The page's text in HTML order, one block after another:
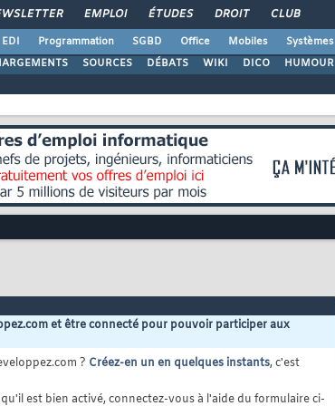
EMPLOI ÉTUDES DROIT CLUB
EDI Programmation SGBD Office Mobiles
Systèmes
SOURCES DÉBATS WIKI DICO HUMOUR
et être connecté pour pouvoir participer aux
? Créez-en un en quelques instants, c'est
est bien activé, connectez-vous à l'aide du formulaire ci-